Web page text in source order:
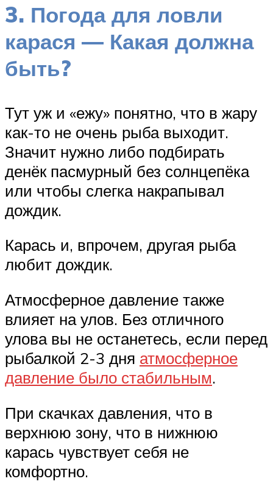
3. Погода для ловли
карася — Какая должна
быть?
Тут уж и «ежу» понятно, что в жару
как-то не очень рыба выходит.
Значит нужно либо подбирать
денёк пасмурный без солнцепёка
или чтобы слегка накрапывал
дождик.
Карась и, впрочем, другая рыба
любит дождик.
Атмосферное давление также
влияет на улов. Без отличного
улова вы не останетесь, если перед
рыбалкой 2-3 дня атмосферное
давление было стабильным.
При скачках давления, что в
верхнюю зону, что в нижнюю
карась чувствует себя не
комфортно.